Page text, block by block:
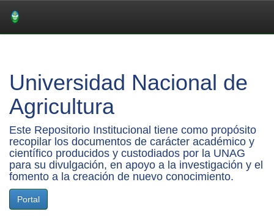
Universidad Nacional de
Agricultura
Este Repositorio Institucional tiene como propósito
recopilar los documentos de carácter académico y
científico producidos y custodiados por la UNAG
para su divulgación, en apoyo a la investigación y el
fomento a la creación de nuevo conocimiento.
Portal